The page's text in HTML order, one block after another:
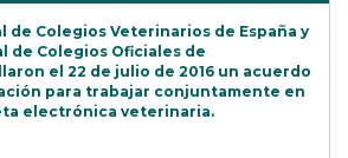
de Colegios Veterinarios de España y
de Colegios Oficiales de
el 22 de julio de 2016 un acuerdo
para trabajar conjuntamente en
electrónica veterinaria.